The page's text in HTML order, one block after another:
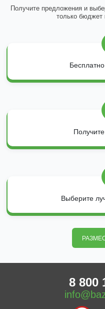
Получите предложения и
только бюджет
Выберите
8 800